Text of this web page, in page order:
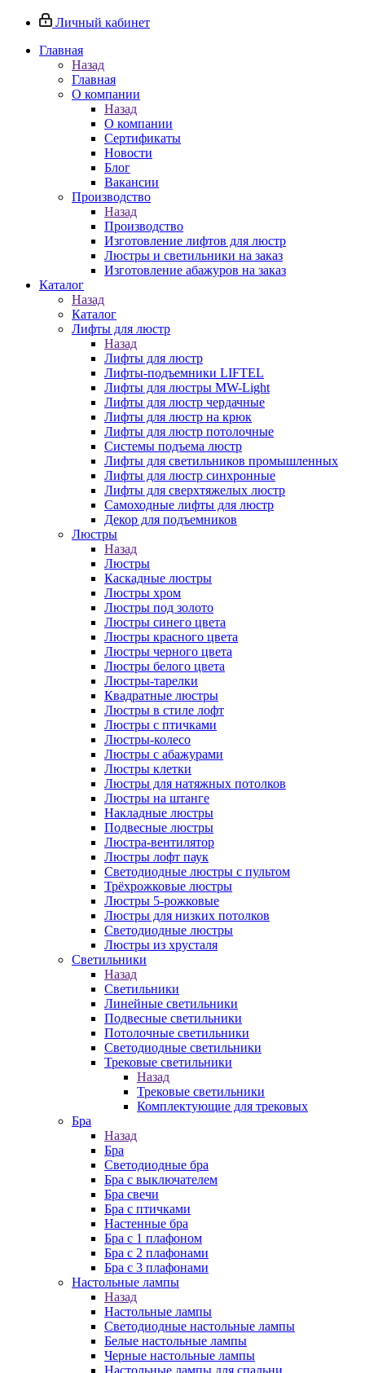
Личный кабинет
Главная
Назад
Главная
О компании
Назад
О компании
Сертификаты
Новости
Блог
Вакансии
Производство
Назад
Производство
Изготовление лифтов для люстр
Люстры и светильники на заказ
Изготовление абажуров на заказ
Каталог
Назад
Каталог
Лифты для люстр
Назад
Лифты для люстр
Лифты-подъемники LIFTEL
Лифты для люстры MW-Light
Лифты для люстр чердачные
Лифты для люстр на крюк
Лифты для люстр потолочные
Системы подъема люстр
Лифты для светильников промышленных
Лифты для люстр синхронные
Лифты для сверхтяжелых люстр
Самоходные лифты для люстр
Декор для подъемников
Люстры
Назад
Люстры
Каскадные люстры
Люстры хром
Люстры под золото
Люстры синего цвета
Люстры красного цвета
Люстры черного цвета
Люстры белого цвета
Люстры-тарелки
Квадратные люстры
Люстры в стиле лофт
Люстры с птичками
Люстры-колесо
Люстры с абажурами
Люстры клетки
Люстры для натяжных потолков
Люстры на штанге
Накладные люстры
Подвесные люстры
Люстра-вентилятор
Люстры лофт паук
Светодиодные люстры с пультом
Трёхрожковые люстры
Люстры 5-рожковые
Люстры для низких потолков
Cветодиодные люстры
Люстры из хрусталя
Светильники
Назад
Светильники
Линейные светильники
Подвесные светильники
Потолочные светильники
Светодиодные светильники
Трековые светильники
Назад
Трековые светильники
Комплектующие для трековых
Бра
Назад
Бра
Светодиодные бра
Бра с выключателем
Бра свечи
Бра с птичками
Настенные бра
Бра с 1 плафоном
Бра с 2 плафонами
Бра с 3 плафонами
Настольные лампы
Назад
Настольные лампы
Светодиодные настольные лампы
Белые настольные лампы
Черные настольные лампы
Настольные лампы для спальни